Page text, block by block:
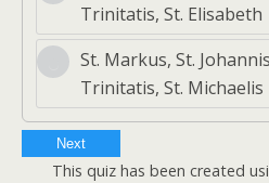
Trinitatis, St. Elisabeth
St. Markus, St.
Trinitatis, St. Michaelis
Next
This quiz has been created